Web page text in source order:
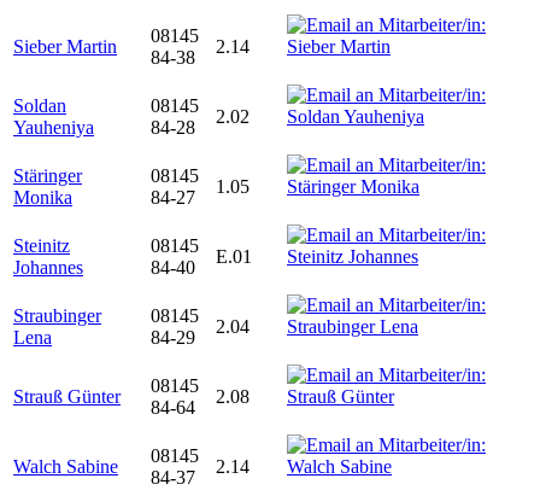
Sieber Martin
08145
84-38
2.14
Soldan
Yauheniya
08145
84-28
2.02
Stäringer
Monika
08145
84-27
1.05
Steinitz
Johannes
08145
84-40
E.01
Straubinger
Lena
08145
84-29
2.04
Strauß Günter
08145
84-64
2.08
Walch Sabine
08145
84-37
2.14